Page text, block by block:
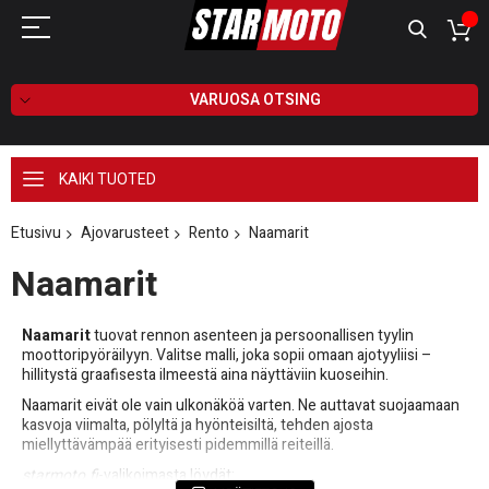
VARUOSA OTSING
KAIKI TUOTED
Etusivu Ajovarusteet Rento Naamarit
Naamarit
Naamarittuovat rennon asenteen ja persoonallisen tyylin
moottoripyöräilyyn. Valitse malli, joka sopii omaan ajotyyliisi –
hillitystä graafisesta ilmeestä aina näyttäviin kuoseihin.
Naamarit eivät ole vain ulkonäköä varten. Ne auttavat suojaamaan
kasvoja viimalta, pölyltä ja hyönteisiltä, tehden ajosta
miellyttävämpää erityisesti pidemmillä reiteillä.
starmoto.fi -valikoimasta löydät: